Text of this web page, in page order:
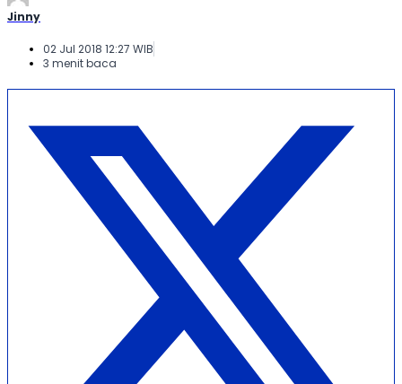
Jinny
02 Jul 2018 12:27 WIB
3 menit baca